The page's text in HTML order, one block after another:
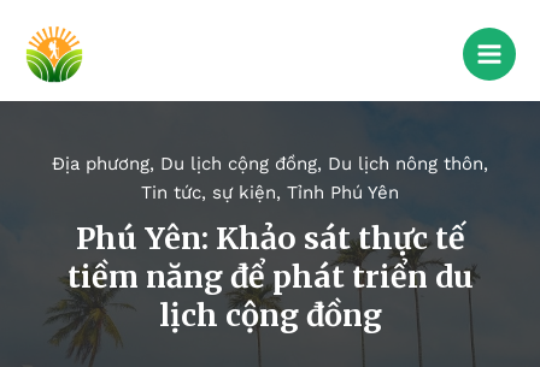
Địa phương, Du lịch cộng đồng, Du lịch nông thôn,
Tin tức, sự kiện, Tỉnh Phú Yên
Phú Yên: Khảo sát thực tế
tiềm năng để phát triển du
lịch cộng đồng